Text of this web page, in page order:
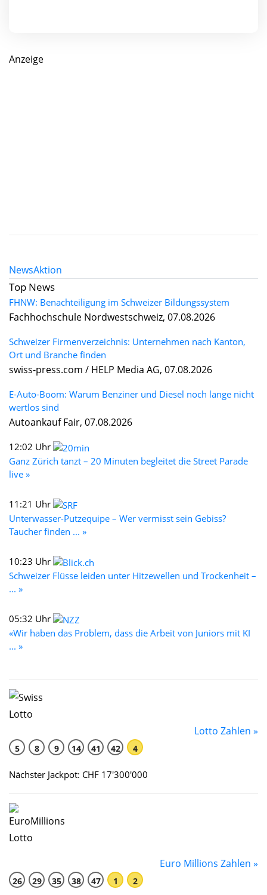
Anzeige
NewsAktion
Top News
FHNW: Benachteiligung im Schweizer Bildungssystem
Fachhochschule Nordwestschweiz, 07.08.2026
Schweizer Firmenverzeichnis: Unternehmen nach Kanton,
Ort und Branche finden
swiss-press.com / HELP Media AG, 07.08.2026
E-Auto-Boom: Warum Benziner und Diesel noch lange nicht
wertlos sind
Autoankauf Fair, 07.08.2026
12:02 Uhr
Ganz Zürich tanzt – 20 Minuten begleitet die Street Parade
live »
11:21 Uhr
Unterwasser-Putzequipe – Wer vermisst sein Gebiss?
Taucher finden ... »
10:23 Uhr
Schweizer Flüsse leiden unter Hitzewellen und Trockenheit –
... »
05:32 Uhr
«Wir haben das Problem, dass die Arbeit von Juniors mit KI
... »
Lotto Zahlen »
5 8 9 14 41 42 4
Nächster Jackpot: CHF 17'300'000
Euro Millions Zahlen »
26 29 35 38 47 1 2